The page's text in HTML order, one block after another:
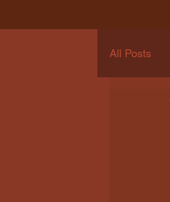
All Posts